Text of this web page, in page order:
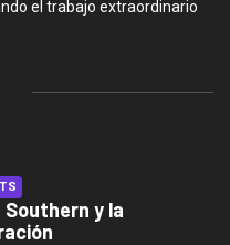
el trabajo extraordinario
Southern y la